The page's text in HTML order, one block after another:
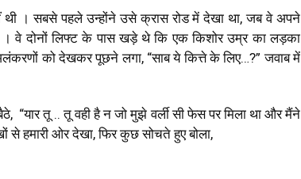
थी । सबसे पहले उन्होंने उसे क्रास रोड में देखा था,जब वे अपने
वे दोनों लिफ्ट के पास खड़े थे कि एक किशोर उम्र का लड़का
को देखकर पूछने लगा,“साब ये कित्ते के लिए…?” जवाब में
,“यार तू .. तू वही है न जो मुझे वर्ली सी फेस पर मिला था और मैंने
हमारी ओर देखा,फिर कुछ सोचते हुए बोला,